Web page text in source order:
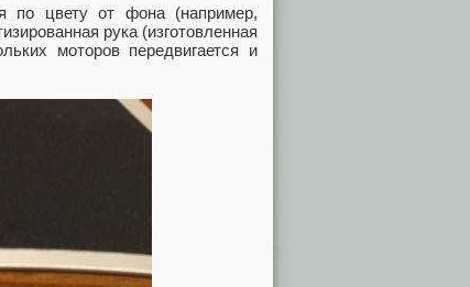
по цвету от фона (например,
рука (изготовленная
моторов передвигается и